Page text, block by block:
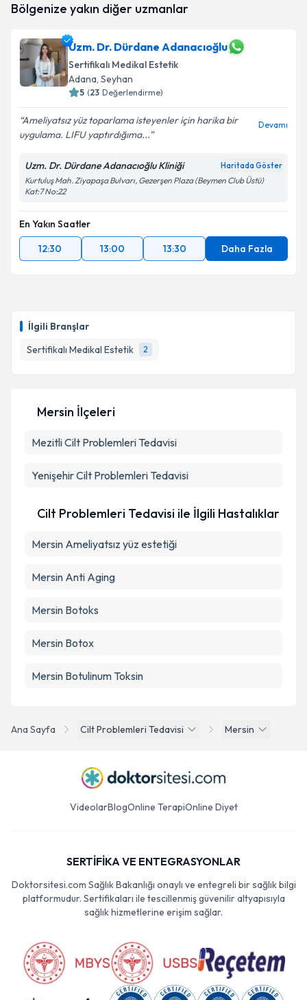
İlgili Branşlar
Sertifikalı Medikal Estetik
2
Bölgenize yakın diğer uzmanlar
Uzm. Dr. Dürdane Adanacıoğlu
Sertifikalı Medikal Estetik
Adana, Seyhan
5 (23 Değerlendirme)
Ameliyatsız yüz toparlama isteyenler için harika bir
uygulama. LIFU yaptırdığıma...
Devamı
Uzm. Dr. Dürdane Adanacıoğlu Kliniği Haritada Göster
Kurtuluş Mah. Ziyapaşa Bulvarı, Gezerşen Plaza (Beymen Club Üstü)
Kat:7 No:22
En Yakın Saatler
12:30
13:00 13:30 Daha Fazla
Ana Sayfa Cilt Problemleri Tedavisi Mersin
Mersin İlçeleri
MezitliCilt Problemleri Tedavisi
YenişehirCilt Problemleri Tedavisi
Cilt Problemleri Tedavisi ile İlgili Hastalıklar
Mersin Ameliyatsız yüz estetiği
Mersin Anti Aging
Mersin Botoks
Mersin Botox
Mersin Botulinum Toksin
VideolarBlogOnline TerapiOnline Diyet
SERTİFİKA VE ENTEGRASYONLAR
Doktorsitesi.com Sağlık Bakanlığı onaylı ve entegreli bir sağlık bilgi
platformudur. Sertifikaları ile tescillenmiş güvenilir altyapısıyla
sağlık hizmetlerine erişim sağlar.